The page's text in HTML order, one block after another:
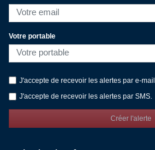
Votre portable
J'accepte de recevoir les alertes par e-mail.
J'accepte de recevoir les alertes par SMS.
Créer l'alerte